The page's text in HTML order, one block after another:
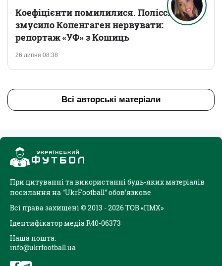
26 липня 08:38
Коефіцієнти помилилися. Полісся
змусило Копенгаген нервувати:
репортаж «УФ» з Кошиць
Всі авторські матеріали
При цитуванні та використанні будь-яких матеріалів
посилання на "UkrFootball" обов'язкове
Всі права захищені © 2013 - 2026 ТОВ «ПМХ»
Ідентифікатор медіа R40-06373
Наша пошта:
info@ukrfootball.ua